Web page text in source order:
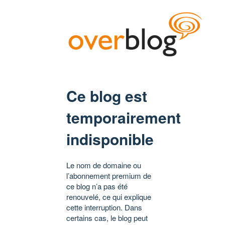
Ce blog est
temporairement
indisponible
Le nom de domaine ou
l’abonnement premium de
ce blog n’a pas été
renouvelé, ce qui explique
cette interruption. Dans
certains cas, le blog peut